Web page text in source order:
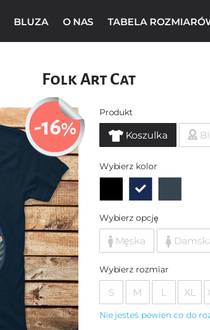
BLUZA O NAS TABELA
Folk Art Cat
-16%
Produkt
Koszulka
Wybierz kolor
Wybierz opcję
Męska
Wybierz rozmiar
S M L XL
Nie jesteś pewien co do